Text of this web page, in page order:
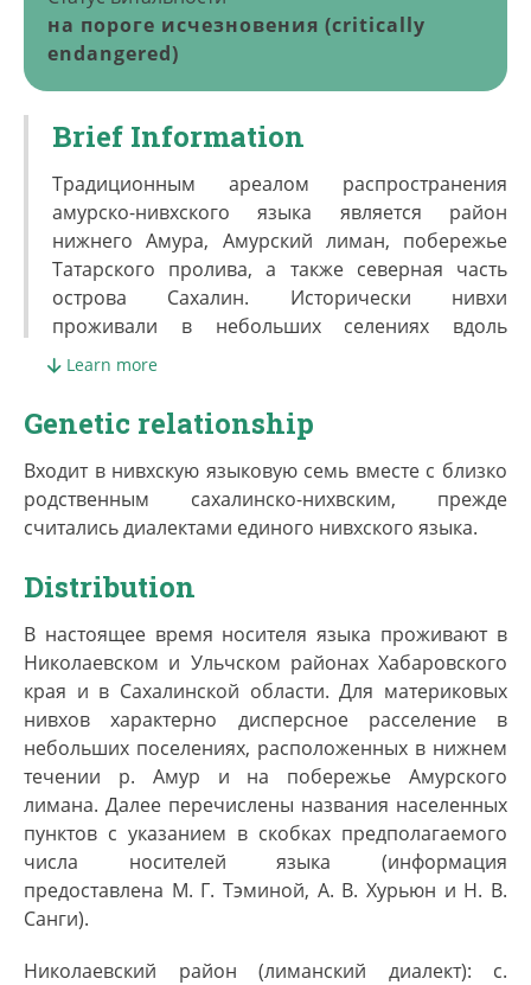
на пороге исчезновения (critically
endangered)
Brief Information
Традиционным ареалом распространения
амурско-нивхского языка является район
нижнего Амура, Амурский лиман, побережье
Татарского пролива, а также северная часть
острова Сахалин. Исторически нивхи
проживали в небольших селениях вдоль
нерестовых рек и на морском побережье. На
характер и состояли из представителей разных
этносов. На Сахалине селения были более
однородны по своему составу и обычно
включали представителей одного рода.
численность этнической группы составляет 4652
чел, а число знающих оба языка — 198 чел. В
настоящее время число компетентных
носителей языка по оценкам исследователей
составляет около 50 чел. Еще несколько
десятков человек владеет языком частично или
пассивно.
Амурско-нивхский язык распространён на
севере Сахалина и в низовьях Амура,
разделяется на четыре диалекта:
нижнеамурский, лиманский, западно-
сахалинский, северно-сахалинский (вышедший
является северно-сахалинский.
Learn more
Genetic relationship
Входит в нивхскую языковую семь вместе с близко
родственным сахалинско-нихвским, прежде
считались диалектами единого нивхского языка.
Distribution
В настоящее время носителя языка проживают в
Николаевском и Ульчском районах Хабаровского
края и в Сахалинской области. Для материковых
нивхов характерно дисперсное расселение в
небольших поселениях, расположенных в нижнем
течении р. Амур и на побережье Амурского
лимана. Далее перечислены названия населенных
пунктов с указанием в скобках предполагаемого
числа носителей языка (информация
предоставлена М. Г. Тэминой, А. В. Хурьюн и Н. В.
Санги).
Николаевский район (лиманский диалект): с.